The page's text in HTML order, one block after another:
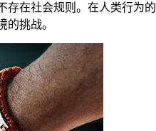
在社会规则。在人类行为
挑战。